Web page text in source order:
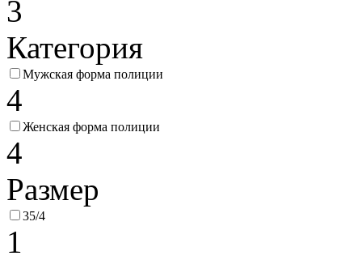
3
Категория
Мужская форма полиции
4
Женская форма полиции
4
Размер
35/4
1